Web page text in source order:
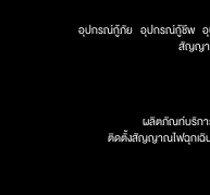
อุปกรณ์กู้ภัย อุปกรณ์กู้ชีพ
สัญญา
ผลิตภัณท์บริกา
ติดตั้งสัญญาณไฟฉุกเฉินแ